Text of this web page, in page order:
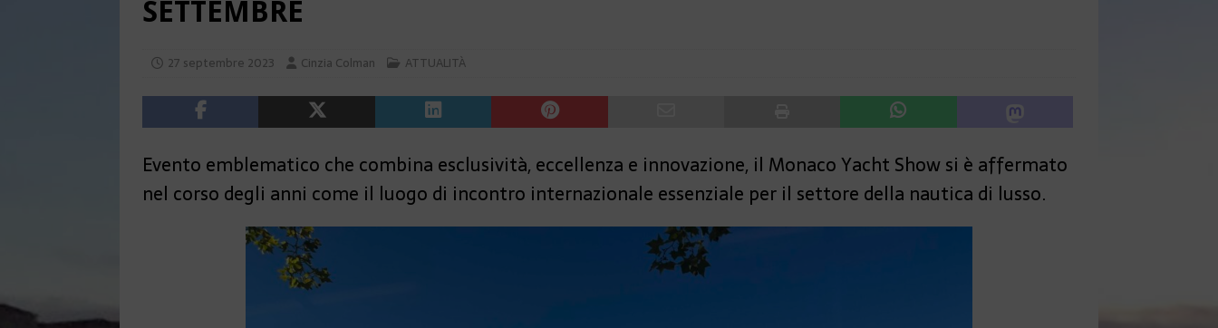
SETTEMBRE
27 septembre 2023 Cinzia Colman ATTUALITÀ
Evento emblematico che combina esclusività, eccellenza e innovazione, il Monaco Yacht Show si è affermato
nel corso degli anni come il luogo di incontro internazionale essenziale per il settore della nautica di lusso.